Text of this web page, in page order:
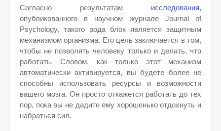
Согласно результатам исследования,
опубликованного в научном журнале Journal of
Psychology, такого рода блок является защитным
механизмом организма. Его цель заключается в том,
чтобы не позволять человеку только и делать, что
работать. Словом, как только этот механизм
автоматически активируется, вы будете более не
способны использовать ресурсы и возможности
вашего мозга. Он просто откажется работать до тех
пор, пока вы не дадите ему хорошенько отдохнуть и
набраться сил.